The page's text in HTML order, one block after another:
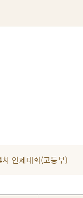
인제대회(고등부)